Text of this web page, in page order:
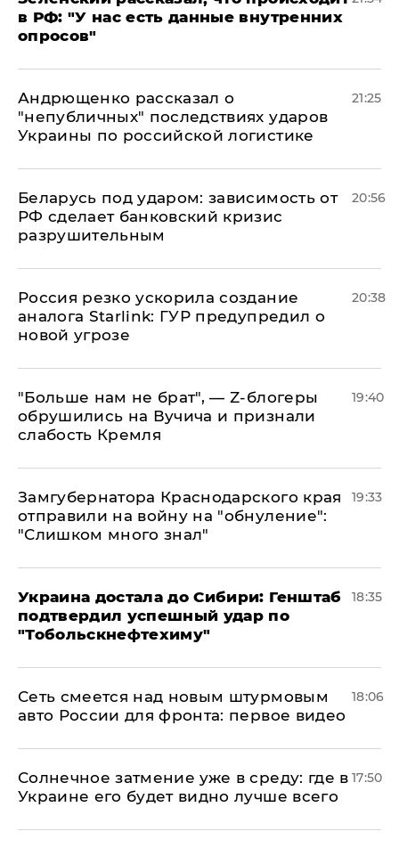
в РФ: "У нас есть данные внутренних
опросов"
Андрющенко рассказал о
"непубличных" последствиях ударов
Украины по российской логистике
21:25
Беларусь под ударом: зависимость от
РФ сделает банковский кризис
разрушительным
20:56
​Россия резко ускорила создание
аналога Starlink: ГУР предупредил о
новой угрозе
20:38
​"Больше нам не брат", — Z-блогеры
обрушились на Вучича и признали
слабость Кремля
19:40
Замгубернатора Краснодарского края
отправили на войну на "обнуление":
"Слишком много знал"
19:33
Украина достала до Сибири: Генштаб
подтвердил успешный удар по
"Тобольскнефтехиму"
18:35
Сеть смеется над новым штурмовым
авто России для фронта: первое видео
18:06
​Солнечное затмение уже в среду: где в
Украине его будет видно лучше всего
17:50